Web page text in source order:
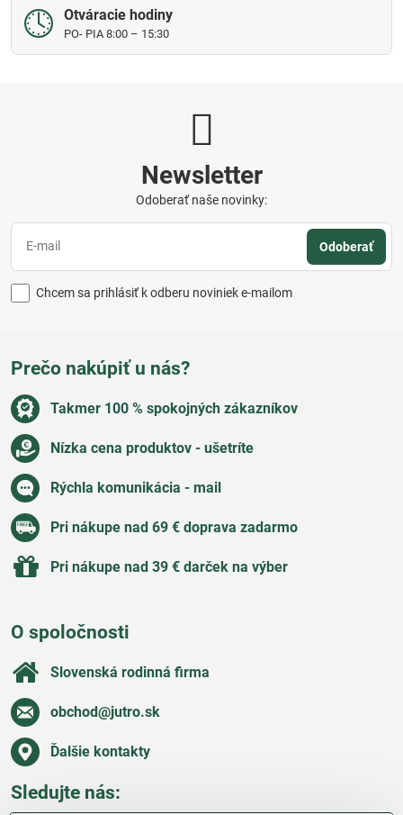
Otváracie hodiny
PO- PIA 8:00 – 15:30
Newsletter
Odoberať naše novinky:
Odoberať
Chcem sa prihlásiť k odberu noviniek e-mailom
Prečo nakúpiť u nás?
Takmer 100 % spokojných zákazníkov
Nízka cena produktov - ušetríte
Rýchla komunikácia - mail
Pri nákupe nad 69 € doprava zadarmo
Pri nákupe nad 39 € darček na výber
O spoločnosti
Slovenská rodinná firma
obchod​@jutro​.sk
Ďalšie kontakty
Sledujte nás: